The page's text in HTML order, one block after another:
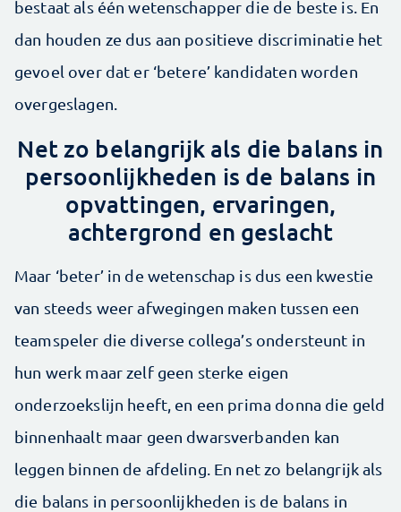
bestaat als één wetenschapper die de beste is. En
dan houden ze dus aan positieve discriminatie het
gevoel over dat er ‘betere’ kandidaten worden
overgeslagen.
Net zo belangrijk als die balans in
persoonlijkheden is de balans in
opvattingen, ervaringen,
achtergrond en geslacht
Maar ‘beter’ in de wetenschap is dus een kwestie
van steeds weer afwegingen maken tussen een
teamspeler die diverse collega’s ondersteunt in
hun werk maar zelf geen sterke eigen
onderzoekslijn heeft, en een prima donna die geld
binnenhaalt maar geen dwarsverbanden kan
leggen binnen de afdeling. En net zo belangrijk als
die balans in persoonlijkheden is de balans in